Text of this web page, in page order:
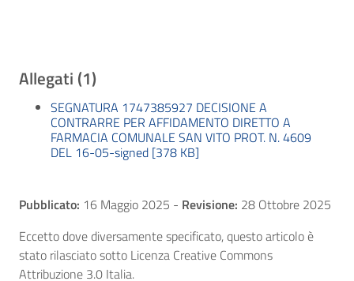
Allegati (1)
SEGNATURA 1747385927 DECISIONE A
CONTRARRE PER AFFIDAMENTO DIRETTO A
FARMACIA COMUNALE SAN VITO PROT. N. 4609
DEL 16-05-signed [378 KB]
Pubblicato: 16 Maggio 2025 - Revisione: 28 Ottobre 2025
Eccetto dove diversamente specificato, questo articolo è
stato rilasciato sotto Licenza Creative Commons
Attribuzione 3.0 Italia.